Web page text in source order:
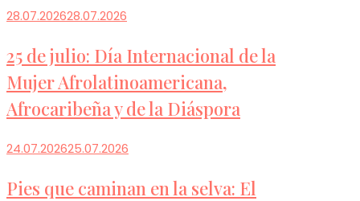
28.07.202628.07.2026
25 de julio: Día Internacional de la
Mujer Afrolatinoamericana,
Afrocaribeña y de la Diáspora
24.07.202625.07.2026
Pies que caminan en la selva: El